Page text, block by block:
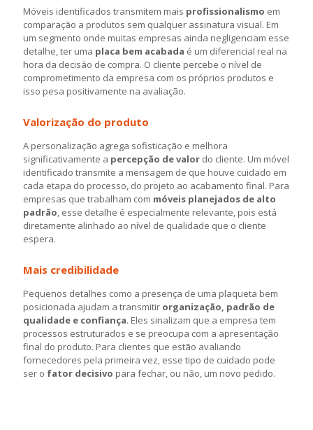
Móveis identificados transmitem mais profissionalismo em
comparação a produtos sem qualquer assinatura visual. Em
um segmento onde muitas empresas ainda negligenciam esse
detalhe, ter uma placa bem acabada é um diferencial real na
hora da decisão de compra. O cliente percebe o nível de
comprometimento da empresa com os próprios produtos e
isso pesa positivamente na avaliação.
Valorização do produto
A personalização agrega sofisticação e melhora
significativamente a percepção de valor do cliente. Um móvel
identificado transmite a mensagem de que houve cuidado em
cada etapa do processo, do projeto ao acabamento final. Para
empresas que trabalham com móveis planejados de alto
padrão, esse detalhe é especialmente relevante, pois está
diretamente alinhado ao nível de qualidade que o cliente
espera.
Mais credibilidade
Pequenos detalhes como a presença de uma plaqueta bem
posicionada ajudam a transmitir organização, padrão de
qualidade e confiança. Eles sinalizam que a empresa tem
processos estruturados e se preocupa com a apresentação
final do produto. Para clientes que estão avaliando
fornecedores pela primeira vez, esse tipo de cuidado pode
ser o fator decisivo para fechar, ou não, um novo pedido.